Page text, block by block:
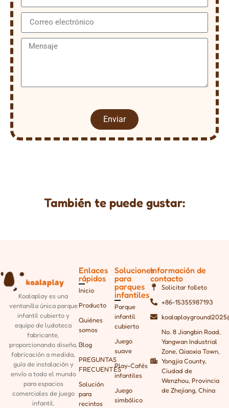
Enviar
También te puede gustar:
Koalaplay es una
ventanilla única parque
infantil cubierto y
equipo de ludoteca
fabricante,
proporcionandodiseño,
fabricación a medida,
guía de instalación y
envío a todo el mundo
para espacios
comerciales de juego
infantil.
Enlaces
rápidos
Inicio
Producto
Quiénes
somos
Blog
PREGUNTAS
FRECUENTES
Solución
para
recintos
Soluciones
para
parques
infantiles
Parque
infantil
cubierto
Juego
suave
Play-Cafés
infantiles
Juego
simbólico
Información de
contacto
Solicitar folleto
+86-15355987193
No. 8 Jiangbin Road,
Yangwan Industrial
Zone, Qiaoxia Town,
Yongjia County,
Ciudad de
Wenzhou, Provincia
de Zhejiang, China